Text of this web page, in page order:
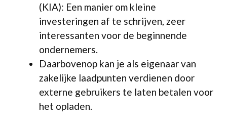
(KIA): Een manier om kleine
investeringen af te schrijven, zeer
interessanten voor de beginnende
ondernemers.
Daarbovenop kan je als eigenaar van
zakelijke laadpunten verdienen door
externe gebruikers te laten betalen voor
het opladen.